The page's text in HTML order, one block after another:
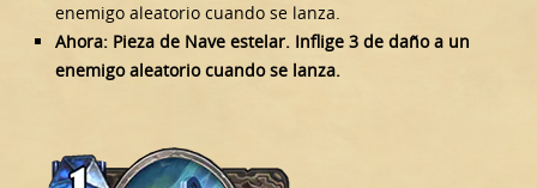
enemigo aleatorio cuando se lanza.
Ahora: Pieza de Nave estelar. Inflige 3 de daño a un
enemigo aleatorio cuando se lanza.